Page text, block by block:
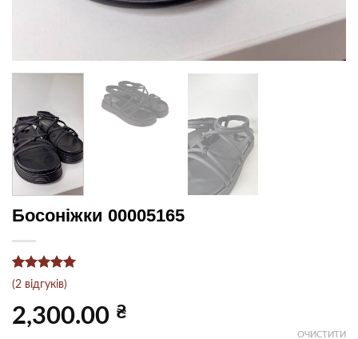
Босоніжки 00005165
Рейтинг5
з 5 на
основі
опитування
2
покупців
(2 відгуків)
2,300.00 ₴
ОЧИСТИТИ